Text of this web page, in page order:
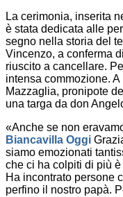
La cerimonia, inserita
è stata dedicata alle
segno nella storia del
Vincenzo, a conferma
riuscito a cancellare.
intensa commozione.
Mazzaglia, pronipote
una targa da don
«Anche se non
Biancavilla Oggi
siamo emozionati
che ci ha colpiti di più
Ha incontrato persone
perfino il nostro papà.